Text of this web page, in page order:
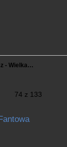
- Wielka…
74 z 133